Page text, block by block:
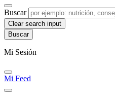
Buscar
Clear search input
Mi Sesión
Mi Feed